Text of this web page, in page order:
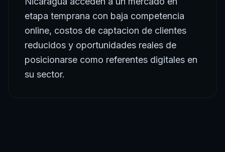
etapa temprana con baja competencia
online, costos de captacion de clientes
reducidos y oportunidades reales de
posicionarse como referentes digitales en
su sector.